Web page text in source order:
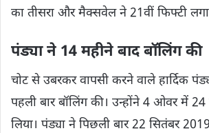
का तीसरा और मैक्सवेल ने 21वीं फिफ्टी
पंड्या ने 14 महीने बाद बॉलिंग की
चोट से उबरकर वापसी करने वाले हार्दिक
पहली बार बॉलिंग की। उन्होंने 4 ओवर में
लिया। पंड्या ने पिछली बार 22 सितंबर